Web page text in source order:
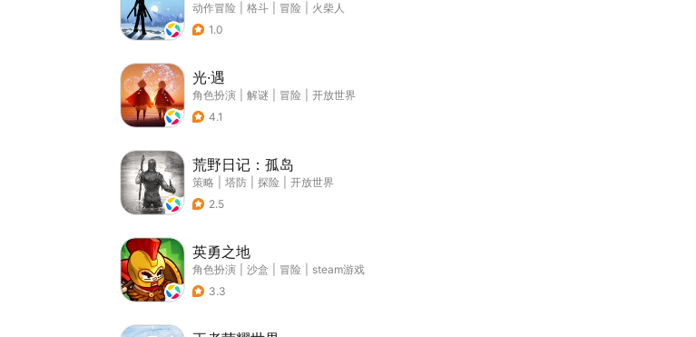
动作冒险 格斗 冒险
火柴人
1.0
光·遇
角色扮演 解谜 冒险
开放世界
4.1
荒野日记：孤岛
策略 塔防 探险
开放世界
2.5
英勇之地
角色扮演 沙盒 冒险
steam游戏
3.3